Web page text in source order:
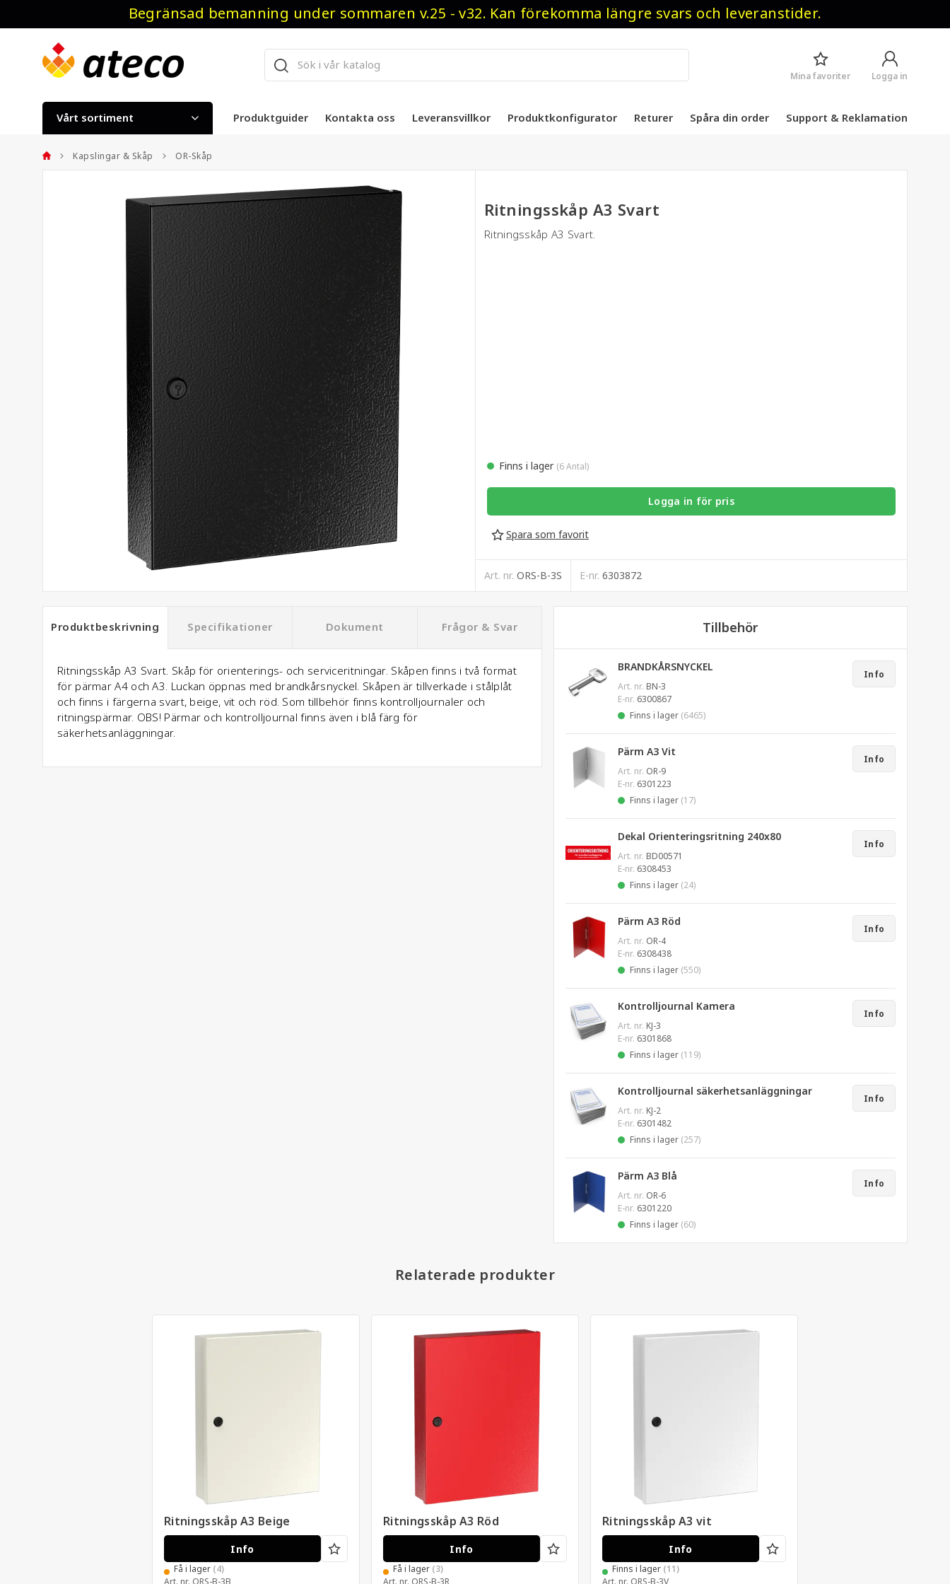
Begränsad bemanning under sommaren v.25 - v32. Kan förekomma längre svars och leveranstider.
Logga in
Mina favoriter
Vårt sortiment Produktguider Kontakta oss Leveransvillkor Produktkonfigurator Returer Spåra din order Support & Reklamation
Kapslingar & Skåp OR-Skåp
Ritningsskåp A3 Svart
Ritningsskåp A3 Svart.
Finns i lager (6 Antal)
Logga in för pris
Spara som favorit
Art. nr. ORS-B-3S E-nr. 6303872
Produktbeskrivning Specifikationer Dokument Frågor & Svar
Ritningsskåp A3 Svart. Skåp för orienterings- och serviceritningar. Skåpen finns i två format
för pärmar A4 och A3. Luckan öppnas med brandkårsnyckel. Skåpen är tillverkade i stålplåt
och finns i färgerna svart, beige, vit och röd. Som tillbehör finns kontrolljournaler och
ritningspärmar. OBS! Pärmar och kontrolljournal finns även i blå färg för
säkerhetsanläggningar.
Tillbehör
BRANDKÅRSNYCKEL
Art. nr. BN-3
E-nr. 6300867
Finns i lager (6465)
Info
Pärm A3 Vit
Art. nr. OR-9
E-nr. 6301223
Finns i lager (17)
Info
Dekal Orienteringsritning 240x80
Art. nr. BD00571
E-nr. 6308453
Finns i lager (24)
Info
Pärm A3 Röd
Art. nr. OR-4
E-nr. 6308438
Finns i lager (550)
Info
Kontrolljournal Kamera
Art. nr. KJ-3
E-nr. 6301868
Finns i lager (119)
Info
Kontrolljournal säkerhetsanläggningar
Art. nr. KJ-2
E-nr. 6301482
Finns i lager (257)
Info
Pärm A3 Blå
Art. nr. OR-6
E-nr. 6301220
Finns i lager (60)
Info
Relaterade produkter
Ritningsskåp A3 Beige
Info
Få i lager (4)
Ritningsskåp A3 Röd
Info
Få i lager (3)
Ritningsskåp A3 vit
Info
Finns i lager (11)